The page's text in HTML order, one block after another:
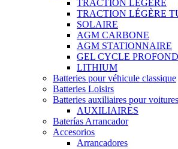
TRACTION LÉGÈRE
TRACTION LÉGÈRE
SOLAIRE
AGM CARBONE
AGM STATIONNAIRE
GEL CYCLE PROFOND
LITHIUM
Batteries pour véhicule classique
Batteries Loisirs
Batteries auxiliaires pour
AUXILIAIRES
Baterías Arrancador
Accesorios
Arrancadores